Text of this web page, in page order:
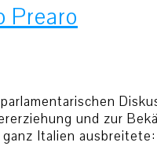
Prearo
und zur
Italien